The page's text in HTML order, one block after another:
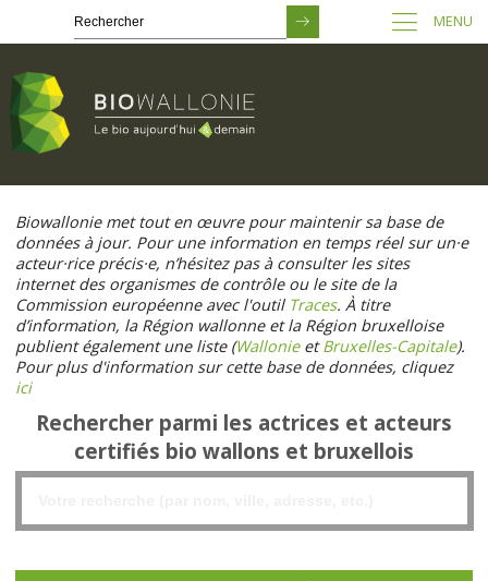
contenu
principal
MENU
Biowallonie met tout en œuvre pour maintenir sa base de
données à jour. Pour une information en temps réel sur un·e
acteur·rice précis·e, n’hésitez pas à consulter les sites
internet des organismes de contrôle ou le site de la
Commission européenne avec l'outil Traces. À titre
d’information, la Région wallonne et la Région bruxelloise
publient également une liste (WallonieetBruxelles-Capitale).
Pour plus d'information sur cette base de données, cliquez
ici
Rechercher parmi les actrices et acteurs
certifiés bio wallons et bruxellois